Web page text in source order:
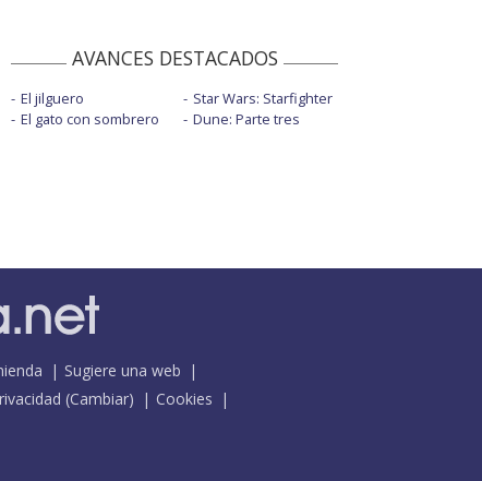
AVANCES DESTACADOS
El jilguero
El gato con sombrero
Star Wars: Starfighter
Dune: Parte tres
Sugiere una web
(Cambiar)
Cookies